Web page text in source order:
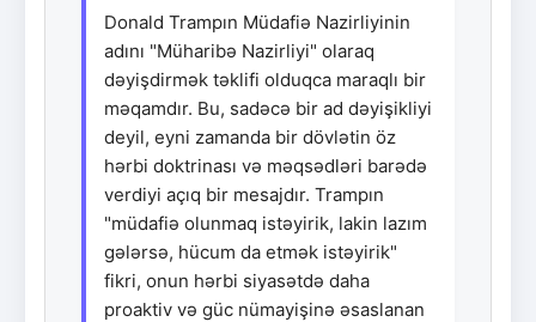
Donald Trampın Müdafiə Nazirliyinin
adını "Müharibə Nazirliyi" olaraq
dəyişdirmək təklifi olduqca maraqlı bir
məqamdır. Bu, sadəcə bir ad dəyişikliyi
deyil, eyni zamanda bir dövlətin öz
hərbi doktrinası və məqsədləri barədə
verdiyi açıq bir mesajdır. Trampın
"müdafiə olunmaq istəyirik, lakin lazım
gələrsə, hücum da etmək istəyirik"
fikri, onun hərbi siyasətdə daha
proaktiv və güc nümayişinə əsaslanan